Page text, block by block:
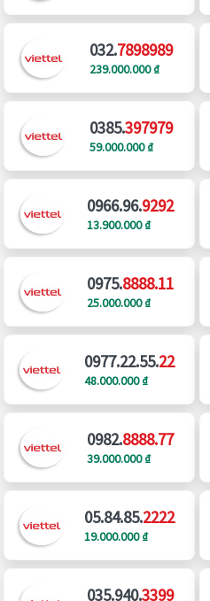
032.7898989
239.000.000 ₫
0385.397979
59.000.000 ₫
0966.96.9292
13.900.000 ₫
0975.8888.11
25.000.000 ₫
0977.22.55.22
48.000.000 ₫
0982.8888.77
39.000.000 ₫
05.84.85.2222
19.000.000 ₫
035.940.3399